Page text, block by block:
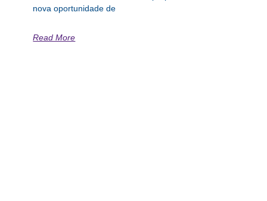
nova oportunidade de
Read More